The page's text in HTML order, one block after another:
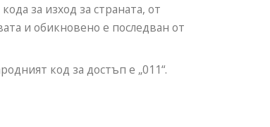
за изход за страната, от
и обикновено е последван от
код за достъп е „011“.